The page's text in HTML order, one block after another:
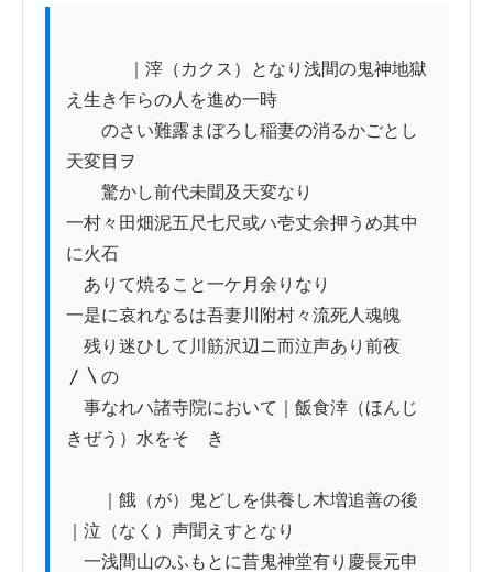
え生き乍らの人を進め一時
のさい難露まぼろし稲妻の消るかごとし
天変目ヲ
驚かし前代未聞及天変なり
一村々田畑泥五尺七尺或ハ壱丈余押うめ其中
に火石
ありて焼ること一ケ月余りなり
一是に哀れなるは吾妻川附村々流死人魂魄
残り迷ひして川筋沢辺ニ而泣声あり前夜
〳〵の
事なれハ諸寺院において｜飯食涬（ほんじ
きぜう）水をそゝき
｜餓（が）鬼どしを供養し木増追善の後
｜泣（なく）声聞えすとなり
一浅間山のふもとに昔鬼神堂有り慶長元申